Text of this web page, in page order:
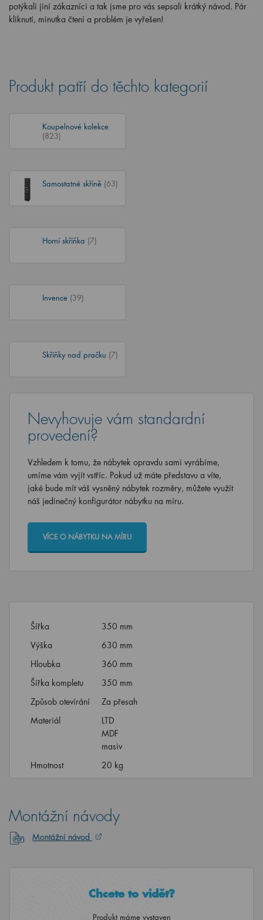
potýkali jiní zákazníci a tak jsme pro vás sepsali krátký návod. Pár
kliknutí, minutka čtení a problém je vyřešen!
Produkt patří do těchto kategorií
Koupelnové kolekce
(823)
Samostatné skříně (63)
Horní skříňka (7)
Invence (39)
Skříňky nad pračku (7)
Nevyhovuje vám standardní
provedení?
Vzhledem k tomu, že nábytek opravdu sami vyrábíme,
umíme vám vyjít vstříc. Pokud už máte představu a víte,
jaké bude mít váš vysněný nábytek rozměry, můžete využít
náš jedinečný konfigurátor nábytku na míru.
VÍCE O NÁBYTKU NA MÍRU
Šířka
350 mm
Výška
630 mm
Hloubka
360 mm
Šířka kompletu
350 mm
Způsob otevírání
Za přesah
Materiál
LTD
MDF
masiv
Hmotnost
20 kg
Montážní návody
Montážní návod
Chcete to vidět?
Produkt máme vystaven